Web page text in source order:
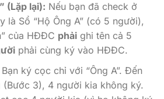
(Lặp lại): Nếu bạn đã check ở
là Sổ “Hộ Ông A” (có 5 người),
của HĐĐC phảighi tên cả 5
phải cùng ký vào HĐĐC.
Bạn ký cọc chỉ với “Ông A”. Đến
(Bước 3), 4 người kia không ký.